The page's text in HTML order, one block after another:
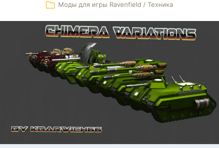
Моды для игры Ravenfield / Техника